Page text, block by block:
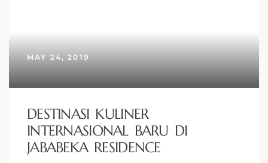
MAY 24, 2019
DESTINASI KULINER
INTERNASIONAL BARU DI
JABABEKA RESIDENCE